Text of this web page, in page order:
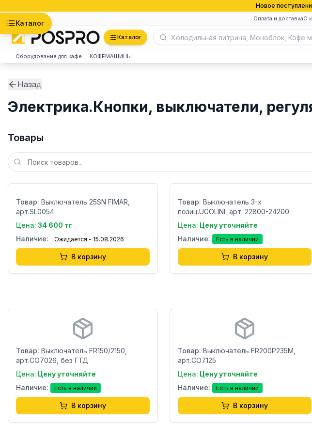
Новое
Оплата и доставкаО
Каталог
Каталог
Оборудование для кафе КОФЕМАШИНЫ
Назад
Электрика.Кнопки, выключатели,
Товары
Бренд:
Товар: Выключатель 25SN FIMAR,
арт.SL0054
Цена: 34 600 тг
Наличие:
Ожидается - 15.08.2026
В корзину
Бренд:
Товар: Выключатель 3-х
позиц.UGOLINI, арт. 22800-24200
Цена: Цену уточняйте
Наличие:
Есть в наличии
В корзину
Товар: Выключатель FR150/2150,
арт.CO7026, без ГТД
Цена: Цену уточняйте
Наличие:
Есть в наличии
В корзину
Товар: Выключатель FR200P235M,
арт.CO7125
Цена: Цену уточняйте
Наличие:
Есть в наличии
В корзину